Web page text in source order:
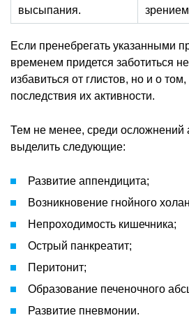
высыпания.
Если пренебрегать указанными
временем придется заботиться
избавиться от глистов, но и о том,
последствия их активности.
Тем не менее, среди осложнений
выделить следующие:
Развитие аппендицита;
Возникновение гнойного
Непроходимость кишечника;
Острый панкреатит;
Перитонит;
Образование печеночного
Развитие пневмонии.